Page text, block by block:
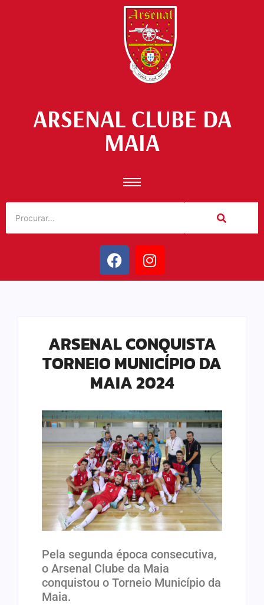
ARSENAL CLUBE DA
MAIA
ARSENAL CONQUISTA
TORNEIO MUNICÍPIO DA
MAIA 2024
Pela segunda época consecutiva,
o Arsenal Clube da Maia
conquistou o Torneio Município da
Maia.